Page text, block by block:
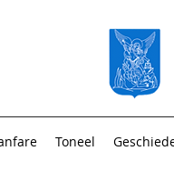
Toneel